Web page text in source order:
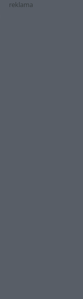
reklama